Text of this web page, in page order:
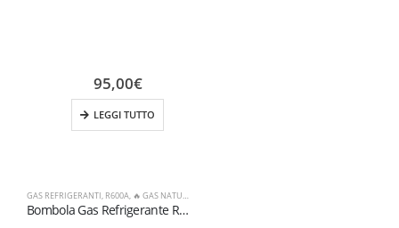
GAS REFRIGERANTI, R600A, 🔥 GAS NATURALI & ALTRI
Bombola Gas Refrigerante R600a (Isobutano) 5 kg – Valvola 21,7 x 1/14″ SX (Certificata T-PED / EN 13322-1)
95,00€
LEGGI TUTTO